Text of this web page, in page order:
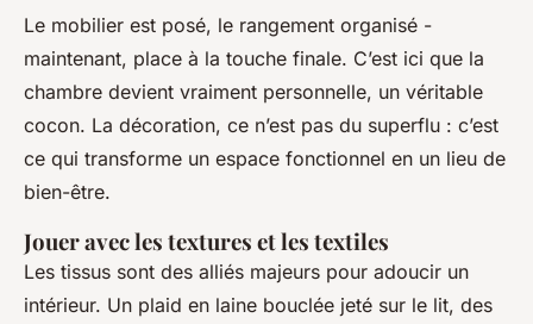
Le mobilier est posé, le rangement organisé -
maintenant, place à la touche finale. C’est ici que la
chambre devient vraiment personnelle, un véritable
cocon. La décoration, ce n’est pas du superflu : c’est
ce qui transforme un espace fonctionnel en un lieu de
bien-être.
Jouer avec les textures et les textiles
Les tissus sont des alliés majeurs pour adoucir un
intérieur. Un plaid en laine bouclée jeté sur le lit, des